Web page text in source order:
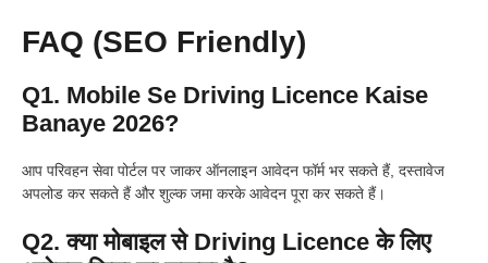
FAQ (SEO Friendly)
Q1. Mobile Se Driving Licence Kaise
Banaye 2026?
आप परिवहन सेवा पोर्टल पर जाकर ऑनलाइन आवेदन फॉर्म भर सकते हैं, दस्तावेज
अपलोड कर सकते हैं और शुल्क जमा करके आवेदन पूरा कर सकते हैं।
Q2. क्या मोबाइल से Driving Licence के लिए